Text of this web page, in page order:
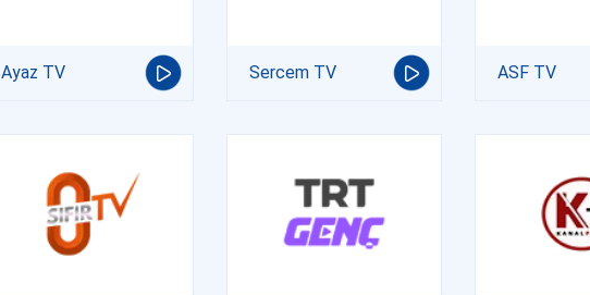
Ayaz TV Sercem TV ASF TV